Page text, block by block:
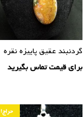
گردنبند عقیق پاییزه نقره
برای قیمت تماس بگیرید
حراج!